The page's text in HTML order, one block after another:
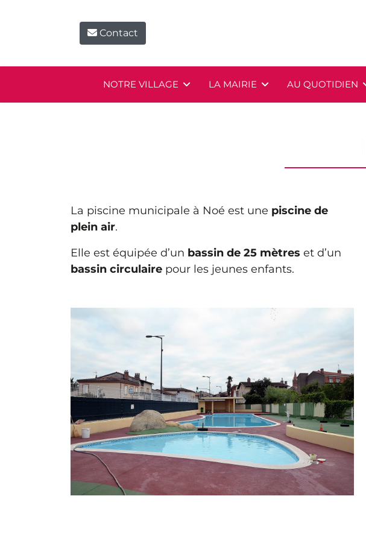
Contact
NOTRE VILLAGE LA MAIRIE AU QUOTIDIEN
La piscine municipale à Noé est une piscine de
plein air.
Elle est équipée d’un bassin de 25 mètres et d’un
bassin circulaire pour les jeunes enfants.